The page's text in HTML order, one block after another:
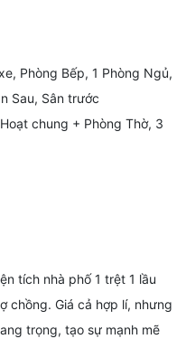
Phòng Bếp, 1 Phòng Ngủ,
Sau, Sân trước
chung + Phòng Thờ, 3
tích nhà phố 1 trệt 1 lầu
chồng. Giá cả hợp lí, nhưng
trọng, tạo sự mạnh mẽ